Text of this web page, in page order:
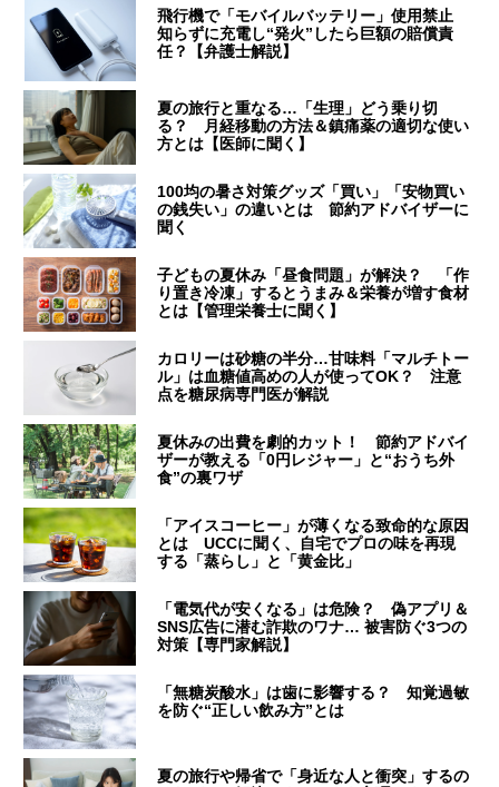
飛行機で「モバイルバッテリー」使用禁止
知らずに充電し“発火”したら巨額の賠償責
任？【弁護士解説】
夏の旅行と重なる…「生理」どう乗り切
る？ 月経移動の方法＆鎮痛薬の適切な使い
方とは【医師に聞く】
100均の暑さ対策グッズ「買い」「安物買い
の銭失い」の違いとは 節約アドバイザーに
聞く
子どもの夏休み「昼食問題」が解決？ 「作
り置き冷凍」するとうまみ＆栄養が増す食材
とは【管理栄養士に聞く】
カロリーは砂糖の半分…甘味料「マルチトー
ル」は血糖値高めの人が使ってOK？ 注意
点を糖尿病専門医が解説
夏休みの出費を劇的カット！ 節約アドバイ
ザーが教える「0円レジャー」と“おうち外
食”の裏ワザ
「アイスコーヒー」が薄くなる致命的な原因
とは UCCに聞く、自宅でプロの味を再現
する「蒸らし」と「黄金比」
「電気代が安くなる」は危険？ 偽アプリ＆
SNS広告に潜む詐欺のワナ… 被害防ぐ3つの
対策【専門家解説】
「無糖炭酸水」は歯に影響する？ 知覚過敏
を防ぐ“正しい飲み方”とは
夏の旅行や帰省で「身近な人と衝突」するの